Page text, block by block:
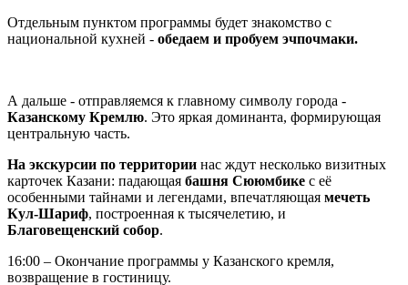
Отдельным пунктом программы будет знакомство с
национальной кухней - обедаем и пробуем эчпочмаки.
А дальше - отправляемся к главному символу города -
Казанскому Кремлю. Это яркая доминанта, формирующая
центральную часть.
На экскурсии по территории нас ждут несколько визитных
карточек Казани: падающая башня Сююмбике с её
особенными тайнами и легендами, впечатляющая мечеть
Кул-Шариф, построенная к тысячелетию, и
Благовещенский собор.
16:00 – Окончание программы у Казанского кремля,
возвращение в гостиницу.